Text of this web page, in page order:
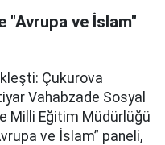
"Avrupa ve İslam"
Çukurova
Vahabzade Sosyal
Milli Eğitim Müdürlüğü
ve İslam” paneli,